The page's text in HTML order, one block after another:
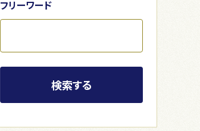
フリーワード
検索する